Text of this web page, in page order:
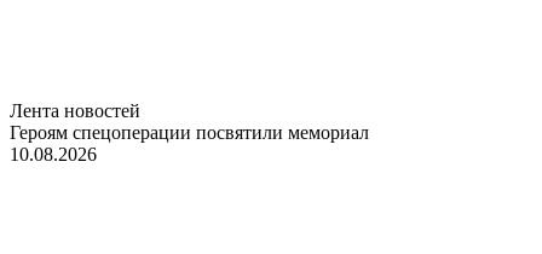
Лента новостей
Героям спецоперации посвятили мемориал
10.08.2026